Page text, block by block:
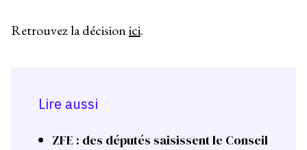
Retrouvez la décisionici.
Lire aussi
ZFE : des députés saisissent le Conseil